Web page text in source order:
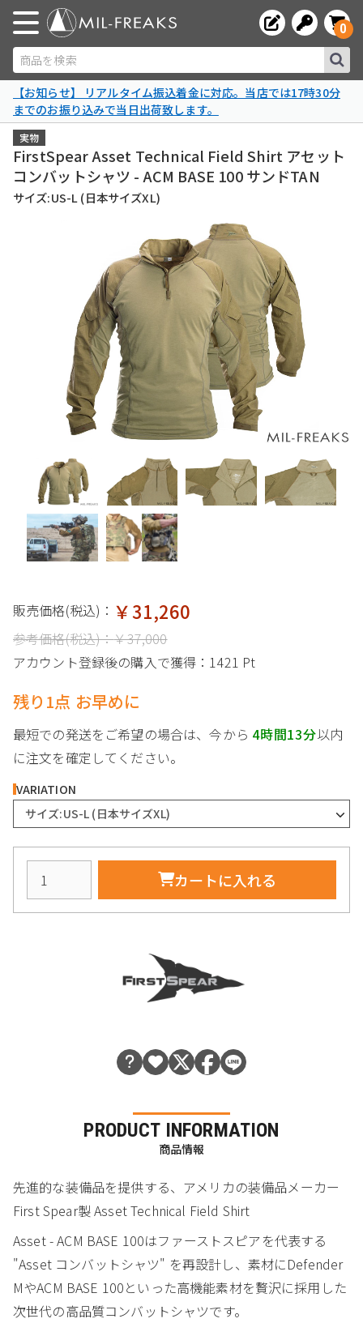
商品を検索
0
【お知らせ】 リアルタイム振込着金に対応。当店では17時30分
までのお振り込みで当日出荷致します。
実物
FirstSpear Asset Technical Field Shirt アセット
コンバットシャツ - ACM BASE 100 サンドTAN
サイズ:US-L (日本サイズXL)
販売価格(税込)： ￥31,260
参考価格(税込)：￥37,000
アカウント登録後の購入で獲得： 1421 Pt
残り1点 お早めに
最短での発送をご希望の場合は、今から 4時間13分以内
に注文を確定してください。
VARIATION
サイズ:US-L (日本サイズXL)
カートに入れる
PRODUCT INFORMATION
商品情報
先進的な装備品を提供する、アメリカの装備品メーカー
First Spear製 Asset Technical Field Shirt
Asset - ACM BASE 100はファーストスピアを代表する
"Asset コンバットシャツ" を再設計し、素材にDefender
MやACM BASE 100といった高機能素材を贅沢に採用した
次世代の高品質コンバットシャツです。